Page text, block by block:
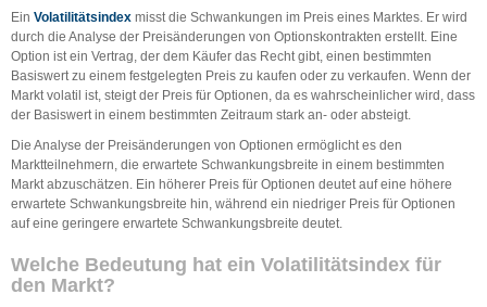
Ein Volatilitätsindex misst die Schwankungen im Preis eines Marktes. Er wird
durch die Analyse der Preisänderungen von Optionskontrakten erstellt. Eine
Option ist ein Vertrag, der dem Käufer das Recht gibt, einen bestimmten
Basiswert zu einem festgelegten Preis zu kaufen oder zu verkaufen. Wenn der
Markt volatil ist, steigt der Preis für Optionen, da es wahrscheinlicher wird, dass
der Basiswert in einem bestimmten Zeitraum stark an- oder absteigt.
Die Analyse der Preisänderungen von Optionen ermöglicht es den
Marktteilnehmern, die erwartete Schwankungsbreite in einem bestimmten
Markt abzuschätzen. Ein höherer Preis für Optionen deutet auf eine höhere
erwartete Schwankungsbreite hin, während ein niedriger Preis für Optionen
auf eine geringere erwartete Schwankungsbreite deutet.
Welche Bedeutung hat ein Volatilitätsindex für
den Markt?